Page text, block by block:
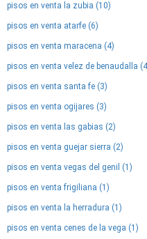
pisos en venta la zubia (10)
pisos en venta atarfe (6)
pisos en venta maracena (4)
pisos en venta velez de benaudalla
pisos en venta santa fe (3)
pisos en venta ogijares (3)
pisos en venta las gabias (2)
pisos en venta guejar sierra (2)
pisos en venta vegas del genil (1)
pisos en venta frigiliana (1)
pisos en venta la herradura (1)
pisos en venta cenes de la vega (1)